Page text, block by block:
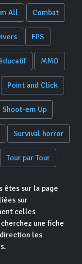
All Combat
FPS
MMO
Point and Click
Shoot-em Up
Survival horror
Tour par Tour
êtes sur la page
sur
celles
une fiche
les